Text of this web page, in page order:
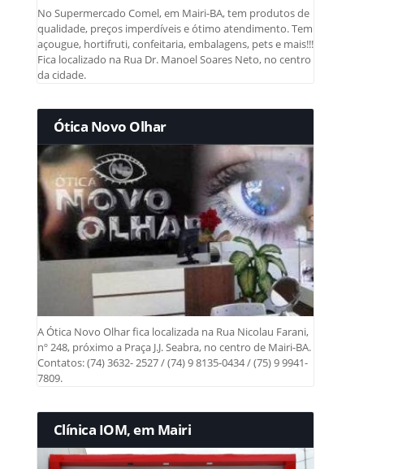
No Supermercado Comel, em Mairi-BA, tem produtos de
qualidade, preços imperdíveis e ótimo atendimento. Tem
açougue, hortifruti, confeitaria, embalagens, pets e mais!!!
Fica localizado na Rua Dr. Manoel Soares Neto, no centro
da cidade.
Ótica Novo Olhar
A Ótica Novo Olhar fica localizada na Rua Nicolau Farani,
nº 248, próximo a Praça J.J. Seabra, no centro de Mairi-BA.
Contatos: (74) 3632- 2527 / (74) 9 8135-0434 / (75) 9 9941-
7809.
Clínica IOM, em Mairi